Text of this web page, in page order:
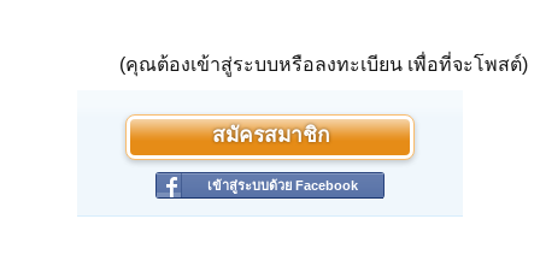
(คุณต้องเข้าสู่ระบบหรือลงทะเบียน เพื่อที่จะโพสต์)
สมัครสมาชิก
เข้าสู่ระบบด้วย Facebook